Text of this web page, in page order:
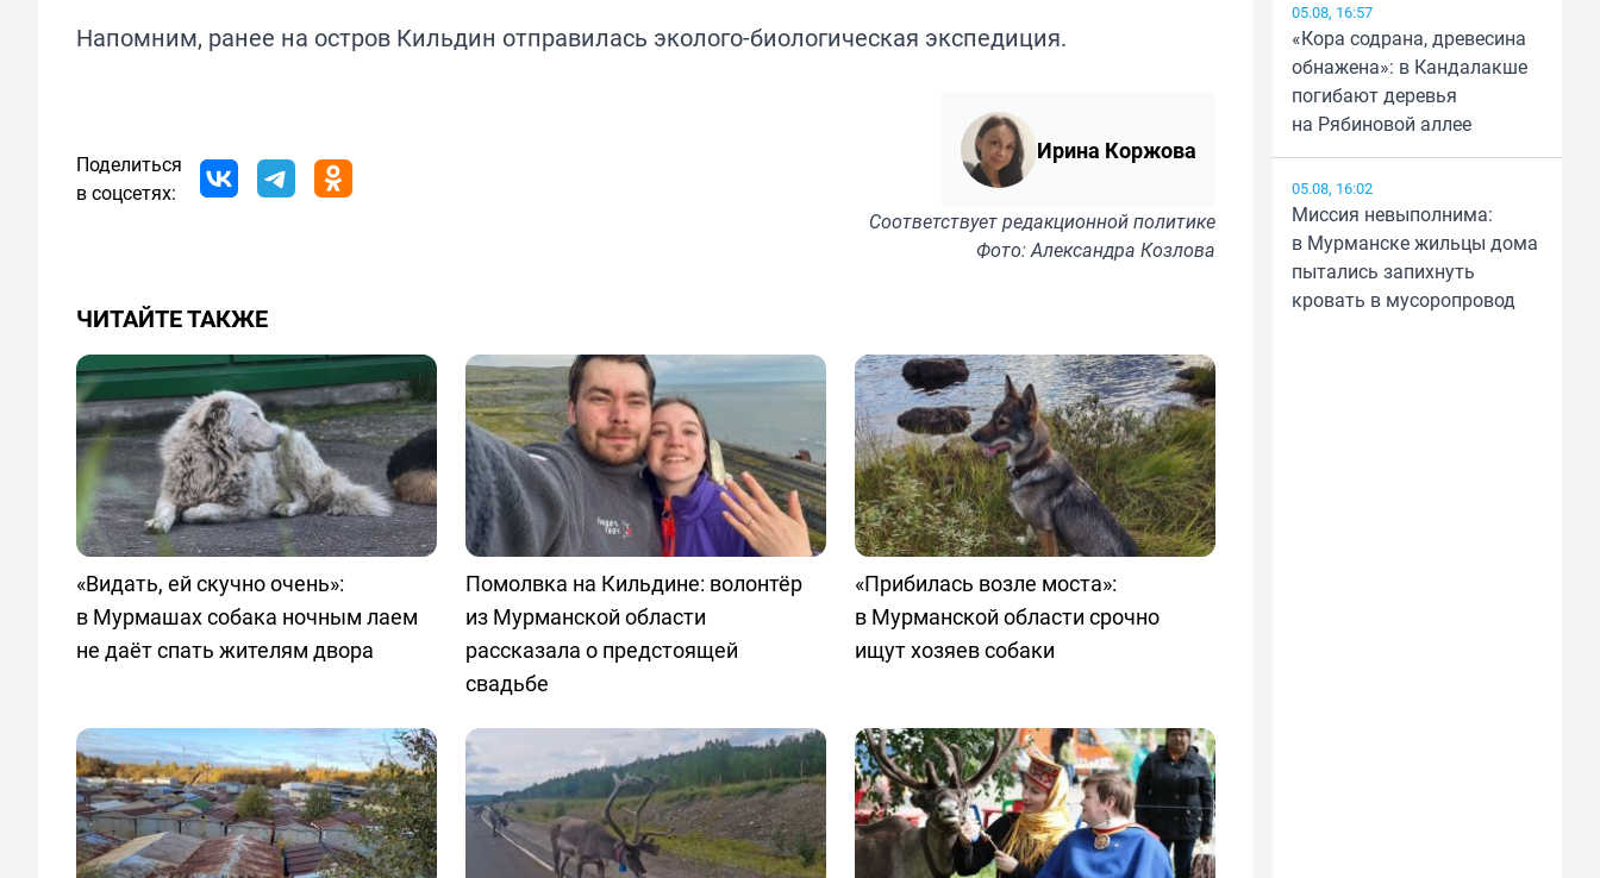
Напомним, ранее на остров Кильдин отправилась эколого-биологическая экспедиция.
Поделиться
в соцсетях:
Ирина Коржова
Соответствуетредакционной политике
Фото: Александра Козлова
ЧИТАЙТЕ ТАКЖЕ
«Видать, ей скучно очень»:
в Мурмашах собака ночным лаем
не даёт спать жителям двора
Помолвка на Кильдине: волонтёр
из Мурманской области
рассказала о предстоящей
свадьбе
«Прибилась возле моста»:
в Мурманской области срочно
ищут хозяев собаки
05.08, 16:57
«Кора содрана, древесина
обнажена»: в Кандалакше
погибают деревья
на Рябиновой аллее
05.08, 16:02
Миссия невыполнима:
в Мурманске жильцы дома
пытались запихнуть
кровать в мусоропровод